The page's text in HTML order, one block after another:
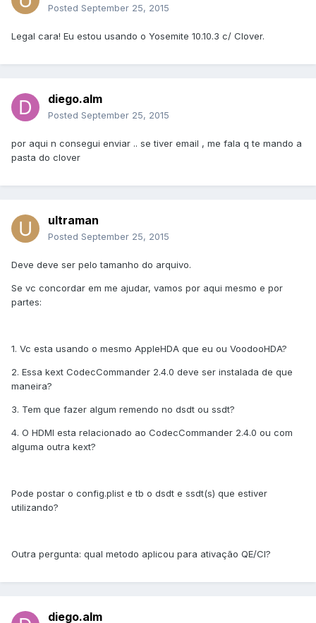
Posted September 25, 2015
Legal cara! Eu estou usando o Yosemite 10.10.3 c/ Clover.
diego.alm
Posted September 25, 2015
por aqui n consegui enviar .. se tiver email , me fala q te mando a
pasta do clover
ultraman
Posted September 25, 2015
Deve deve ser pelo tamanho do arquivo.
Se vc concordar em me ajudar, vamos por aqui mesmo e por
partes:
1. Vc esta usando o mesmo AppleHDA que eu ou VoodooHDA?
2. Essa kext CodecCommander 2.4.0 deve ser instalada de que
maneira?
3. Tem que fazer algum remendo no dsdt ou ssdt?
4. O HDMI esta relacionado ao CodecCommander 2.4.0 ou com
alguma outra kext?
Pode postar o config.plist e tb o dsdt e ssdt(s) que estiver
utilizando?
Outra pergunta: qual metodo aplicou para ativação QE/CI?
diego.alm